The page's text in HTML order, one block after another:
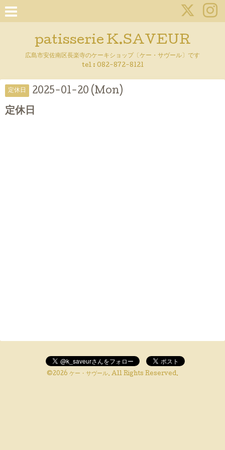
patisserie K.SAVEUR
広島市安佐南区長楽寺のケーキショップ〔ケー・サヴール〕です
tel : 082-872-8121
定休日 2025-01-20 (Mon)
定休日
©2026 ケー・サヴール. All Rights Reserved.